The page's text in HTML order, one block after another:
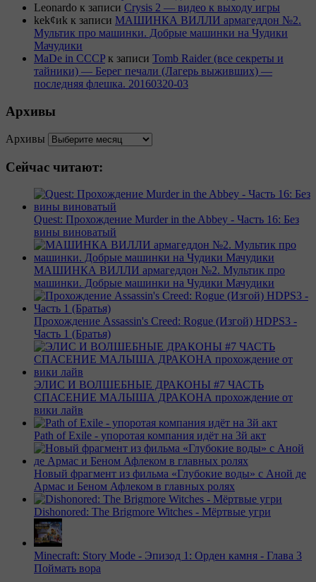
Leonardo к записи Crysis 2 — видео к выходу игры
kek¢иk к записи МАШИНКА ВИЛЛИ армагеддон №2.
Мультик про машинки. Добрые машинки на Чудики
Мачудики
MaDe in CCCP к записи Tomb Raider (все секреты и
тайники) — Берег печали (Лагерь выживших) —
последняя флешка. 20160320-03
Архивы
Архивы
Сейчас читают:
Quest: Прохождение Murder in the Abbey - Часть 16: Без
вины виноватый
МАШИНКА ВИЛЛИ армагеддон №2. Мультик про
машинки. Добрые машинки на Чудики Мачудики
Прохождение Assassin's Creed: Rogue (Изгой) HDPS3 -
Часть 1 (Братья)
ЭЛИС И ВОЛШЕБНЫЕ ДРАКОНЫ #7 ЧАСТЬ
СПАСЕНИЕ МАЛЫША ДРАКОНА прохождение от
вики лайв
Path of Exile - упоротая компания идёт на 3й акт
Новый фрагмент из фильма «Глубокие воды» с Аной де
Армас и Беном Афлеком в главных ролях
Dishonored: The Brigmore Witches - Мёртвые угри
Minecraft: Story Mode - Эпизод 1: Орден камня - Глава 3
Поймать вора